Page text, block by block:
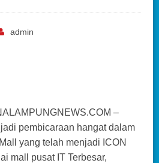
admin
–
pembicaraan hangat dalam
yang telah menjadi ICON
mall pusat IT Terbesar,